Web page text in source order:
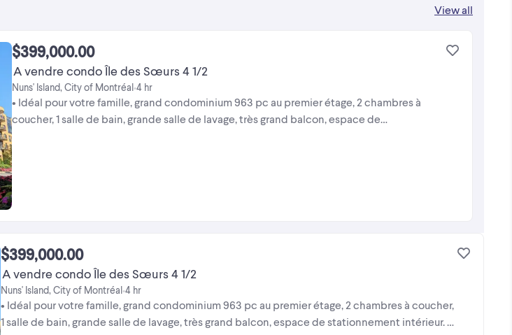
View all
$399,000.00
A vendre condo Île des Sœurs 4 1/2
Nuns' Island, City of Montréal•4 hr
• Idéal pour votre famille, grand condominium 963 pc au premier étage, 2 chambres à
coucher, 1 salle de bain, grande salle de lavage, très grand balcon, espace de
$399,000.00
A vendre condo Île des Sœurs 4 1/2
Nuns' Island, City of Montréal•4 hr
• Idéal pour votre famille, grand condominium 963 pc au premier étage, 2 chambres à coucher,
1 salle de bain, grande salle de lavage, très grand balcon, espace de stationnement intérieur. •